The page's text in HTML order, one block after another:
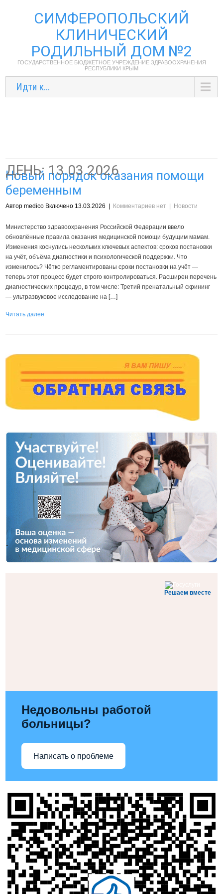
СИМФЕРОПОЛЬСКИЙ
КЛИНИЧЕСКИЙ
РОДИЛЬНЫЙ ДОМ №2
ГОСУДАРСТВЕННОЕ БЮДЖЕТНОЕ УЧРЕЖДЕНИЕ ЗДРАВООХРАНЕНИЯ
РЕСПУБЛИКИ КРЫМ
Идти к...
ДЕНЬ: 13.03.2026
Новый порядок оказания помощи
беременным
Автор medico Включено 13.03.2026 Комментариев нет Новости
Министерство здравоохранения Российской Федерации ввело
обновлённые правила оказания медицинской помощи будущим мамам.
Изменения коснулись нескольких ключевых аспектов: сроков постановки
на учёт, объёма диагностики и психологической поддержки. Что
изменилось? Чётко регламентированы сроки постановки на учёт —
теперь этот процесс будет строго контролироваться. Расширен перечень
диагностических процедур, в том числе: Третий пренатальный скрининг
— ультразвуковое исследование на […]
Читать далее
Решаем вместе
Недовольны работой
больницы?
Написать о проблеме